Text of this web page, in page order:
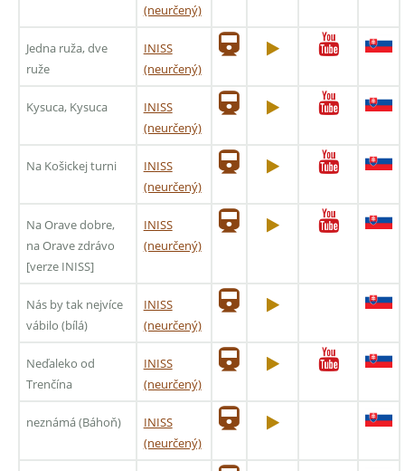
(neurčený)
Jedna ruža, dve
ruže
INISS
(neurčený)
Kysuca, Kysuca
INISS
(neurčený)
Na Košickej turni
INISS
(neurčený)
Na Orave dobre,
na Orave zdrávo
[verze INISS]
INISS
(neurčený)
Nás by tak nejvíce
vábilo (bílá)
INISS
(neurčený)
Neďaleko od
Trenčína
INISS
(neurčený)
neznámá (Báhoň)
INISS
(neurčený)